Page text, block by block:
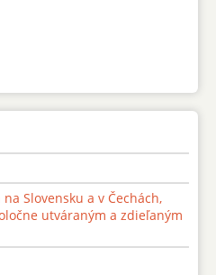
Slovensku a v Čechách,
utváraným a zdieľaným